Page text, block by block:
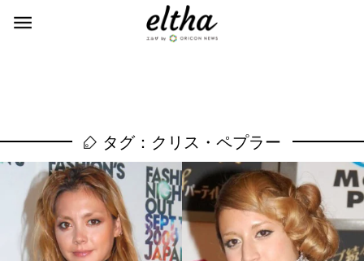
タグ：クリス・ペプラー